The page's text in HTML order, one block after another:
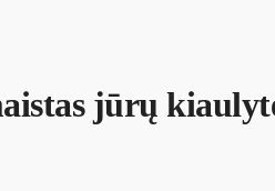
jūrų